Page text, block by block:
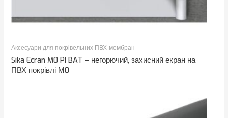
Аксесуари для покрівельних ПВХ-мембран
Sika Ecran M0 PI BAT – негорючий, захисний екран на
ПВХ покрівлі М0